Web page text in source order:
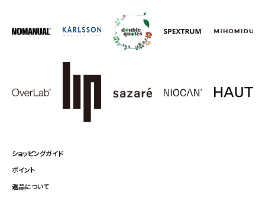
ショッピングガイド
ポイント
返品について